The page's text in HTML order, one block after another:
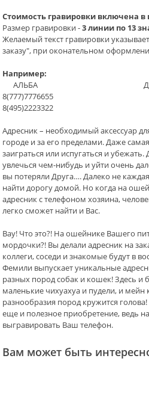
Стоимость гравировки включена в
Размер гравировки -3 линии по 13
Желаемый текст гравировки
заказу", при оконательном
Например:
АЛЬБА Диаметр:
8(777)7776655
8(495)2223322
Адресник – необходимый аксессуар
городе и за его пределами. Даже
заиграться или испугаться и
увлечься чем-нибудь и уйти очень
вы потеряли Друга…. Далеко не
найти дорогу домой. Но когда на
адресник с телефоном хозяина,
легко сможет найти и Вас.
Вау! Что это?! На ошейнике Вашего
мордочки?! Вы делали адресник на
коллеги, соседи и знакомые будут в
Фемили выпускает уникальные
разных пород собак и кошек! Здесь
маленькие чихуахуа и пудели, и
разнообразия пород кружится
еще и полезное приобретение, ведь
выгравировать Ваш телефон.
Вам может быть